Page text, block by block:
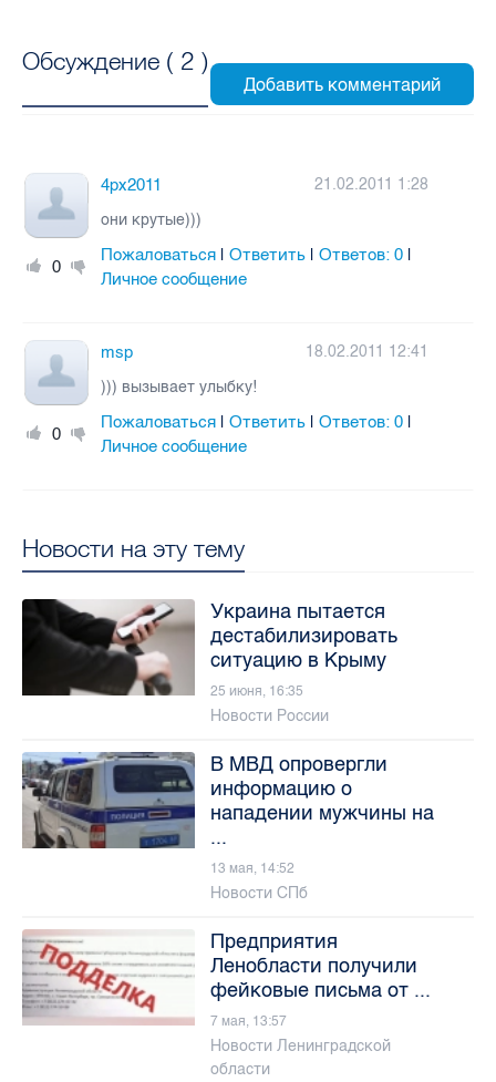
Обсуждение ( 2 )
0
4px2011
21.02.2011 1:28
они крутые)))
Пожаловаться |Ответить |Ответов:0
Личное сообщение
0
msp
18.02.2011 12:41
))) вызывает улыбку!
Пожаловаться |Ответить |Ответов:0
Личное сообщение
Новости на эту тему
Украина пытается
дестабилизировать
ситуацию в Крыму
25 июня, 16:35
Новости России
В МВД опровергли
информацию о
нападении мужчины на
...
13 мая, 14:52
Новости СПб
Предприятия
Ленобласти получили
фейковые письма от ...
7 мая, 13:57
Новости Ленинградской
области